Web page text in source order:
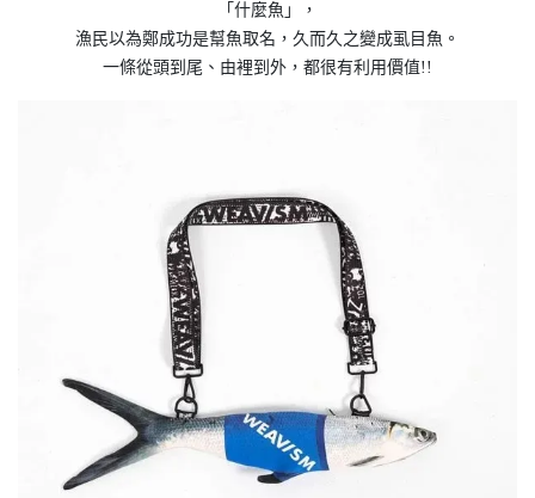
「什麼魚」，
漁民以為鄭成功是幫魚取名，久而久之變成虱目魚。
一條從頭到尾、由裡到外，都很有利用價值!!